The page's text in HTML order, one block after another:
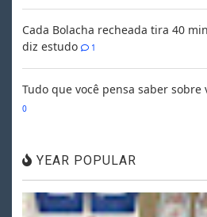
Cada Bolacha recheada tira 40
diz estudo
1
Tudo que você pensa saber sobre
0
YEAR POPULAR